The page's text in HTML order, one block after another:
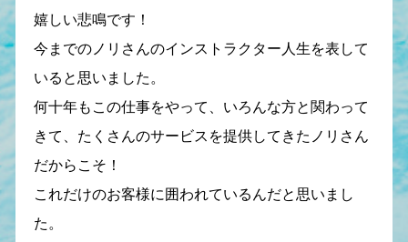
嬉しい悲鳴です！
今までのノリさんのインストラクター人生を表して
いると思いました。
何十年もこの仕事をやって、いろんな方と関わって
きて、たくさんのサービスを提供してきたノリさん
だからこそ！
これだけのお客様に囲われているんだと思いまし
た。